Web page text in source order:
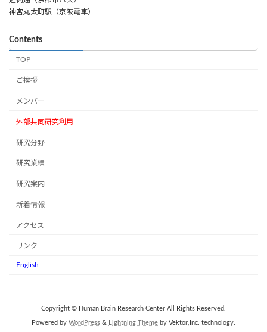
神宮丸太町駅（京阪電車）
Contents
TOP
ご挨拶
メンバー
外部共同研究利用
研究分野
研究業績
研究案内
新着情報
アクセス
リンク
English
Copyright © Human Brain Research Center All Rights Reserved.
Powered by WordPress & Lightning Theme by Vektor,Inc. technology.